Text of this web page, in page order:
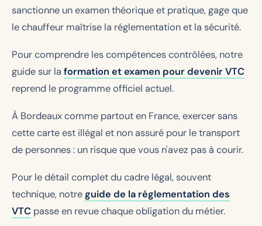
sanctionne un examen théorique et pratique, gage que
le chauffeur maîtrise la réglementation et la sécurité.
Pour comprendre les compétences contrôlées, notre
guide sur la formation et examen pour devenir VTC
reprend le programme officiel actuel.
À Bordeaux comme partout en France, exercer sans
cette carte est illégal et non assuré pour le transport
de personnes : un risque que vous n'avez pas à courir.
Pour le détail complet du cadre légal, souvent
technique, notreguide de la réglementation des
VTC passe en revue chaque obligation du métier.